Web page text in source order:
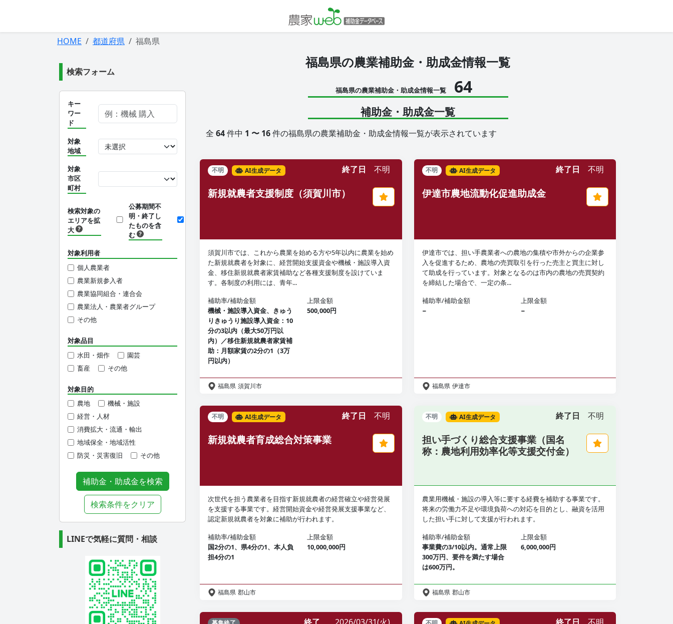
HOME 都道府県 福島県
検索フォーム
キー
ワー
ド
対象
地域
対象
市区
町村
検索対象の
エリアを拡
大
公募期間不
明・終了し
たものを含
む
対象利用者
個人農業者
農業新規参入者
農業協同組合・連合会
農業法人・農業者グループ
その他
対象品目
水田・畑作
園芸
畜産
その他
対象目的
農地
機械・施設
経営・人材
消費拡大・流通・輸出
地域保全・地域活性
防災・災害復旧
その他
補助金・助成金を検索
検索条件をクリア
LINEで気軽に質問・相談
福島県の農業補助金・助成金情報一覧
福島県の農業補助金・助成金情報一覧 64
補助金・助成金一覧
全 64件中 1 〜 16件の福島県の農業補助金・助成金情報一覧が表示されています
不明 AI生成データ 終了日 不明
新規就農者支援制度（須賀川市）
須賀川市では、これから農業を始める方や5年以内に農業を始め
た新規就農者を対象に、経営開始支援資金や機械・施設導入資
金、移住新規就農者家賃補助など各種支援制度を設けていま
す。各制度の利用には、青年...
補助率/補助金額
機械・施設導入資金、きゅう
りきゅうり施設導入資金：10
分の3以内（最大50万円以
内）／移住新規就農者家賃補
助：月額家賃の2分の1（3万
円以内）
上限金額
500,000円
福島県 須賀川市
不明 AI生成データ 終了日 不明
伊達市農地流動化促進助成金
伊達市では、担い手農業者への農地の集積や市外からの企業参
入を促進するため、農地の売買取引を行った売主と買主に対し
て助成を行っています。対象となるのは市内の農地の売買契約
を締結した場合で、一定の条...
補助率/補助金額
−
上限金額
−
福島県 伊達市
不明 AI生成データ 終了日 不明
新規就農者育成総合対策事業
次世代を担う農業者を目指す新規就農者の経営確立や経営発展
を支援する事業です。経営開始資金や経営発展支援事業など、
認定新規就農者を対象に補助が行われます。
補助率/補助金額
国2分の1、県4分の1、本人負
担4分の1
上限金額
10,000,000円
福島県 郡山市
不明 AI生成データ 終了日 不明
担い手づくり総合支援事業（国名
称：農地利用効率化等支援交付金）
農業用機械・施設の導入等に要する経費を補助する事業です。
将来の労働力不足や環境負荷への対応を目的とし、融資を活用
した担い手に対して支援が行われます。
補助率/補助金額
事業費の3/10以内。通常上限
300万円、要件を満たす場合
は600万円。
上限金額
6,000,000円
福島県 郡山市